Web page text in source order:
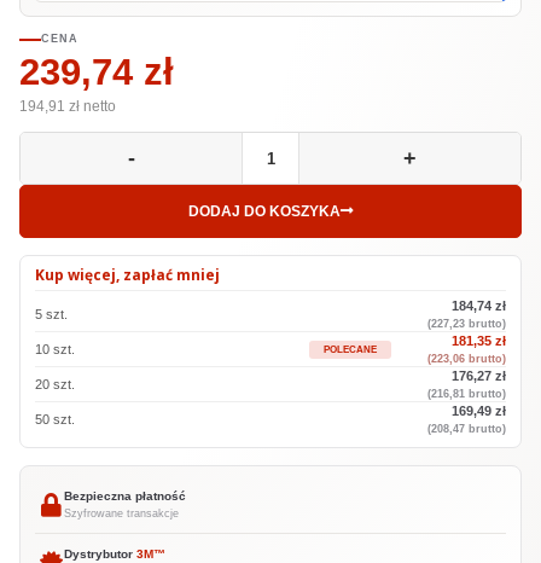
CENA
239,74 zł
194,91 zł netto
- +
DODAJ DO KOSZYKA
Kup więcej, zapłać mniej
5 szt.
184,74 zł
(227,23 brutto)
10 szt. POLECANE
181,35 zł
(223,06 brutto)
20 szt.
176,27 zł
(216,81 brutto)
50 szt.
169,49 zł
(208,47 brutto)
Bezpieczna płatność
Szyfrowane transakcje
Dystrybutor 3M™